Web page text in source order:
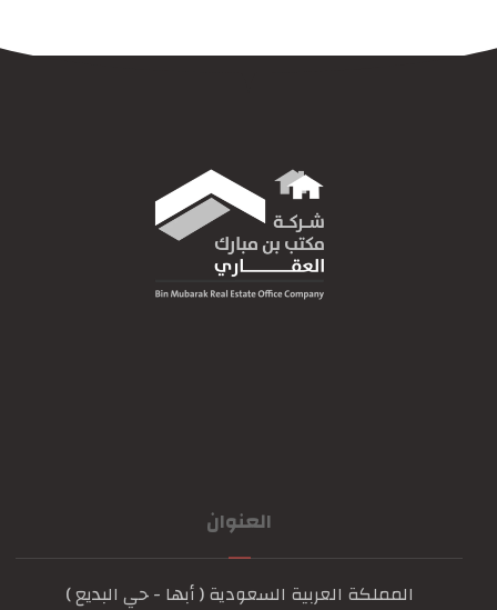
العنوان
المملكة العربية السعودية ( أبها - حي البديع )